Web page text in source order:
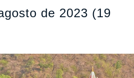
de 2023 (19